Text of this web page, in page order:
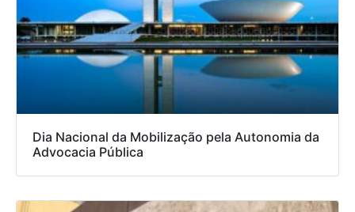
Dia Nacional da Mobilização pela Autonomia da
Advocacia Pública